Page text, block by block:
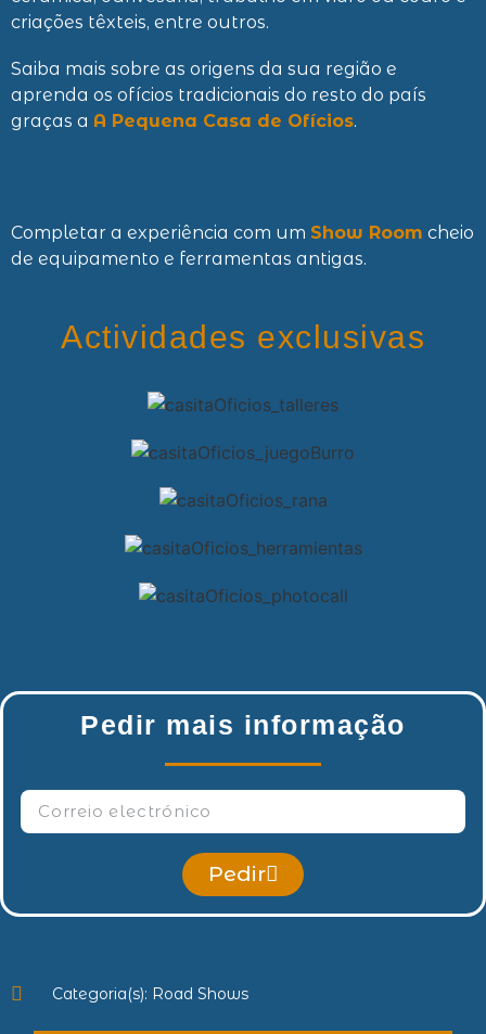
criações têxteis, entre outros.
Saiba mais sobre as origens da sua região e
aprenda os ofícios tradicionais do resto do país
graças a A Pequena Casa de Ofícios.
Completar a experiência com um Show Room cheio
de equipamento e ferramentas antigas.
Actividades exclusivas
Pedir mais informação
Pedir
Categoria(s): Road Shows